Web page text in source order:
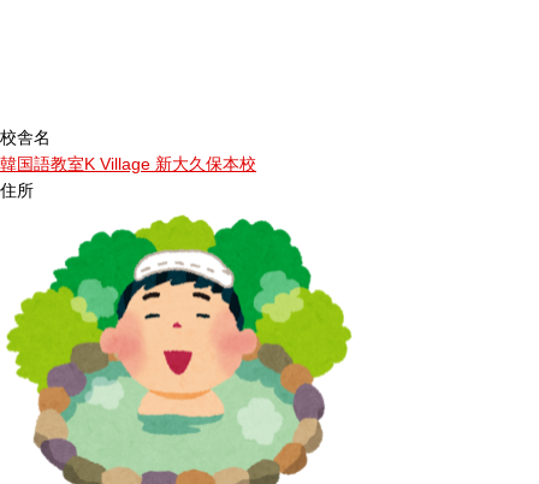
校舎名
韓国語教室K Village 新大久保本校
住所